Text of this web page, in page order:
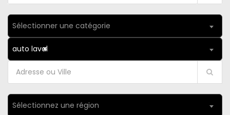
Sélectionner une catégorie
×
auto laval
Sélectionnez une région